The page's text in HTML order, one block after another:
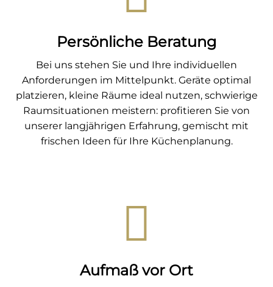
Persönliche Beratung
Bei uns stehen Sie und Ihre individuellen
Anforderungen im Mittelpunkt. Geräte optimal
platzieren, kleine Räume ideal nutzen, schwierige
Raumsituationen meistern: profitieren Sie von
unserer langjährigen Erfahrung, gemischt mit
frischen Ideen für Ihre Küchenplanung.
Aufmaß vor Ort